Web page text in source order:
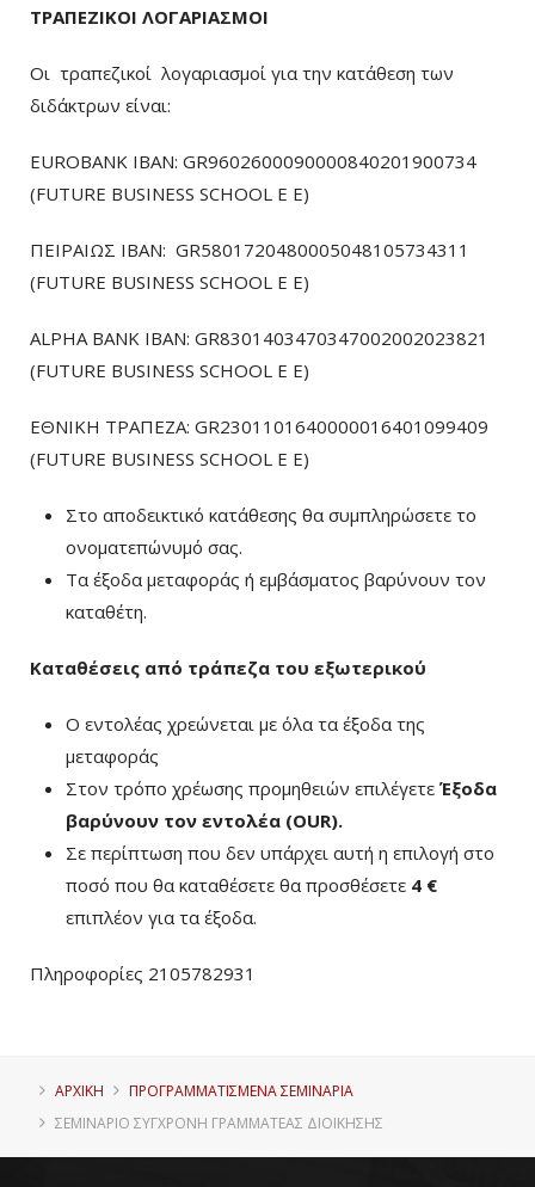
ΤΡΑΠΕΖΙΚΟΙ ΛΟΓΑΡΙΑΣΜΟΙ
Οι τραπεζικοί λογαριασμοί για την κατάθεση των
διδάκτρων είναι:
EUROBANK IBAN: GR9602600090000840201900734
(FUTURE BUSINESS SCHOOL E E)
ΠΕΙΡΑΙΩΣ ΙΒΑΝ: GR5801720480005048105734311
(FUTURE BUSINESS SCHOOL E E)
ALPHA BANK IBAN: GR8301403470347002002023821
(FUTURE BUSINESS SCHOOL E E)
ΕΘΝΙΚΗ ΤΡΑΠΕΖΑ: GR2301101640000016401099409
(FUTURE BUSINESS SCHOOL E E)
Στο αποδεικτικό κατάθεσης θα συμπληρώσετε το
ονοματεπώνυμό σας.
Τα έξοδα μεταφοράς ή εμβάσματος βαρύνουν τον
καταθέτη.
Καταθέσεις από τράπεζα του εξωτερικού
Ο εντολέας χρεώνεται με όλα τα έξοδα της
μεταφοράς
Στον τρόπο χρέωσης προμηθειών επιλέγετε Έξοδα
βαρύνουν τον εντολέα (ΟUR).
Σε περίπτωση που δεν υπάρχει αυτή η επιλογή στο
ποσό που θα καταθέσετε θα προσθέσετε 4 €
επιπλέον για τα έξοδα.
Πληροφορίες 2105782931
ΑΡΧΙΚΗ
ΠΡΟΓΡΑΜΜΑΤΙΣΜΈΝΑ ΣΕΜΙΝΆΡΙΑ
ΣΕΜΙΝΆΡΙΟ ΣΎΓΧΡΟΝΗ ΓΡΑΜΜΑΤΈΑΣ ΔΙΟΊΚΗΣΗΣ